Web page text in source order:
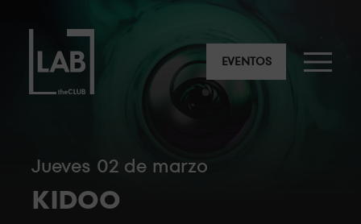
EVENTOS
jueves 02 de marzo
KIDOO
LA SUITE
EL PUENTE
Un espacio completamente privado, con personal de